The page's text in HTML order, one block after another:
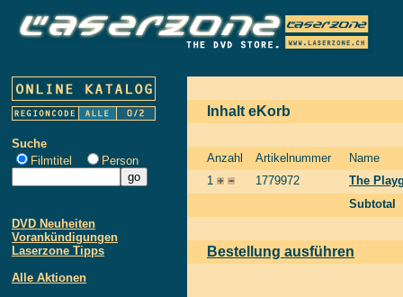
Suche
Filmtitel
Person
DVD Neuheiten
Vorankündigungen
Laserzone Tipps
Alle Aktionen
Inhalt eKorb
Anzahl Artikelnummer
Name
1
1779972
The
Subtotal
Bestellung ausführen